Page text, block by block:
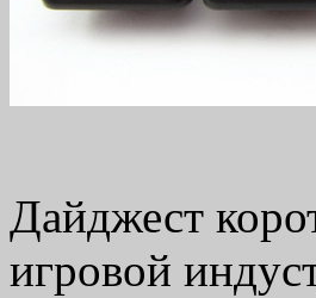
Дайджест
игровой